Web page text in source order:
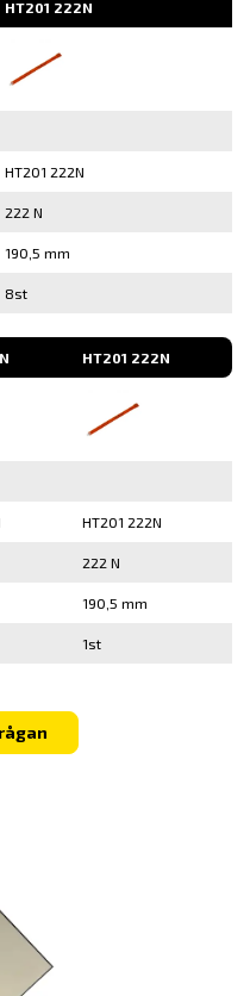
HT201 222N
HT201 222N
222 N
190,5 mm
8st
HT201 222N
HT201 222N
222 N
190,5 mm
1st